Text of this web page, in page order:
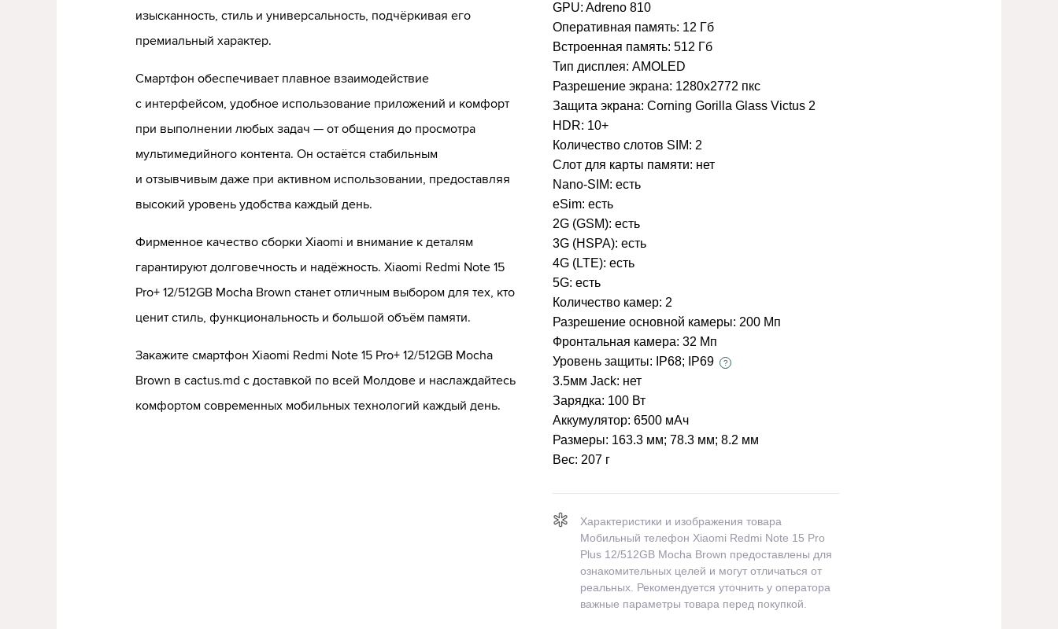
изысканность, стиль и универсальность, подчёркивая его
премиальный характер.
Смартфон обеспечивает плавное взаимодействие
с интерфейсом, удобное использование приложений и комфорт
при выполнении любых задач — от общения до просмотра
мультимедийного контента. Он остаётся стабильным
и отзывчивым даже при активном использовании, предоставляя
высокий уровень удобства каждый день.
Фирменное качество сборки Xiaomi и внимание к деталям
гарантируют долговечность и надёжность. Xiaomi Redmi Note 15
Pro+ 12/512GB Mocha Brown станет отличным выбором для тех, кто
ценит стиль, функциональность и большой объём памяти.
Закажите смартфон Xiaomi Redmi Note 15 Pro+ 12/512GB Mocha
Brown в cactus.md с доставкой по всей Молдове и наслаждайтесь
комфортом современных мобильных технологий каждый день.
GPU: Adreno 810
Оперативная память: 12 Гб
Встроенная память: 512 Гб
Тип дисплея: AMOLED
Разрешение экрана: 1280x2772 пкс
Защита экрана: Corning Gorilla Glass Victus 2
HDR: 10+
Количество слотов SIM: 2
Слот для карты памяти: нет
Nano-SIM: есть
eSim: есть
2G (GSM): есть
3G (HSPA): есть
4G (LTE): есть
5G: есть
Количество камер: 2
Разрешение основной камеры: 200 Мп
Фронтальная камера: 32 Мп
Уровень защиты:
IP68; IP69 ?
3.5мм Jack: нет
Зарядка: 100 Вт
Аккумулятор: 6500 мАч
Размеры: 163.3 мм; 78.3 мм; 8.2 мм
Вес: 207 г
Характеристики и изображения товара
Мобильный телефон Xiaomi Redmi Note 15 Pro
Plus 12/512GB Mocha Brown предоставлены для
ознакомительных целей и могут отличаться от
реальных. Рекомендуется уточнить у оператора
важные параметры товара перед покупкой.